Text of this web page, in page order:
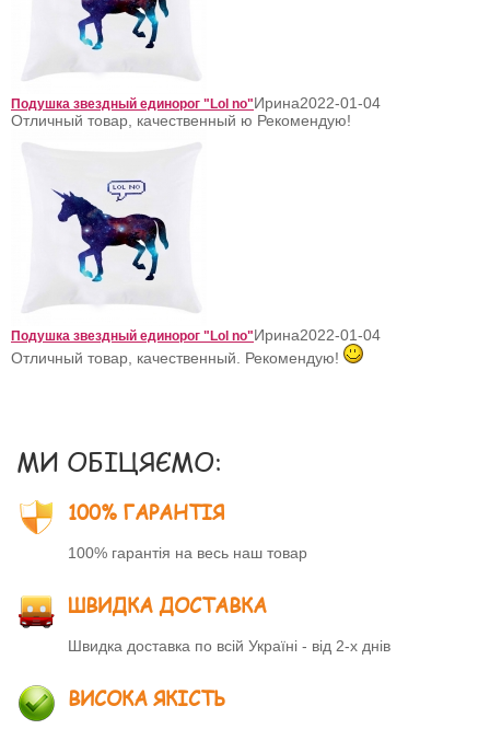
Подушка звездный единорог "Lol no"Ирина2022-01-04
Отличный товар, качественный ю Рекомендую!
Подушка звездный единорог "Lol no"Ирина2022-01-04
Отличный товар, качественный. Рекомендую!
МИ ОБІЦЯЄМО:
100% ГАРАНТІЯ
100% гарантія на весь наш товар
ШВИДКА ДОСТАВКА
Швидка доставка по всій Україні - від 2-х днів
ВИСОКА ЯКІСТЬ